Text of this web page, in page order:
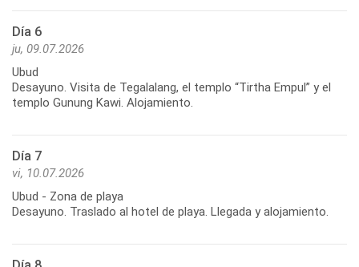
Día 6
ju, 09.07.2026
Ubud
Desayuno. Visita de Tegalalang, el templo “Tirtha Empul” y el
Día 7
vi, 10.07.2026
Ubud - Zona de playa
Desayuno. Traslado al hotel de playa. Llegada y alojamiento.